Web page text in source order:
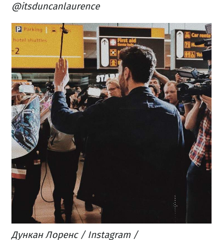
@itsduncanlaurence
Дункан Лоренс / Instagram /